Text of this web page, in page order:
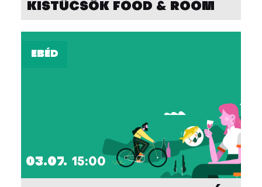
KISTÜCSÖK FOOD & ROOM
EBÉD
03.07. 15:00